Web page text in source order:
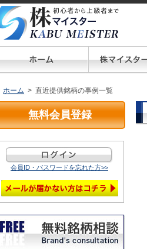
ホーム > 直近提供銘柄の事例一覧
無料会員登録
会員ID・パスワードを忘れた方>>